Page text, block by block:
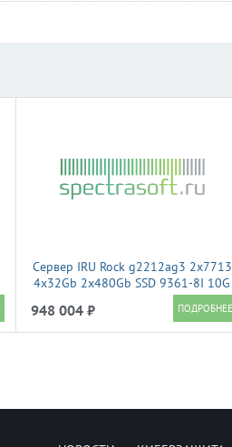
Сервер IRU Rock g2212ag3 2x7713
4x32Gb 2x480Gb SSD 9361-8I 10G
4P 2x1300W w/o OS (2196352)
948 004 ₽